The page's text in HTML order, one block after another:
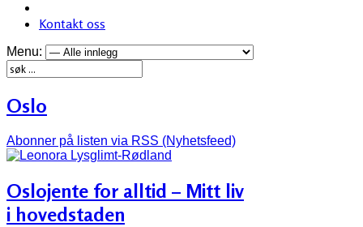
Kontakt oss
Menu:
Oslo
Abonner på listen via RSS (Nyhetsfeed)
Oslojente for alltid – Mitt liv
i hovedstaden